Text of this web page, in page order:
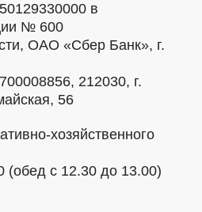
в
№ 600
ОАО «Сбер Банк», г.
212030, г.
56
хозяйственного
(обед с 12.30 до 13.00)